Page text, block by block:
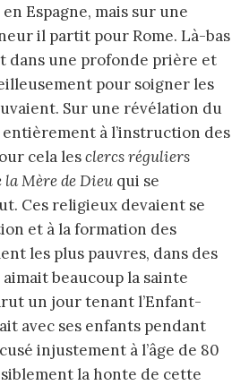
Espagne, mais sur une
il partit pour Rome. Là-bas
dans une profonde prière et
pour soigner les
Sur une révélation du
entièrement à l’instruction des
cela lesclercs réguliers
la Mère de Dieu qui se
Ces religieux devaient se
et à la formation des
les plus pauvres, dans des
beaucoup la sainte
un jour tenant l’Enfant-
avec ses enfants pendant
injustement à l’âge de 80
la honte de cette